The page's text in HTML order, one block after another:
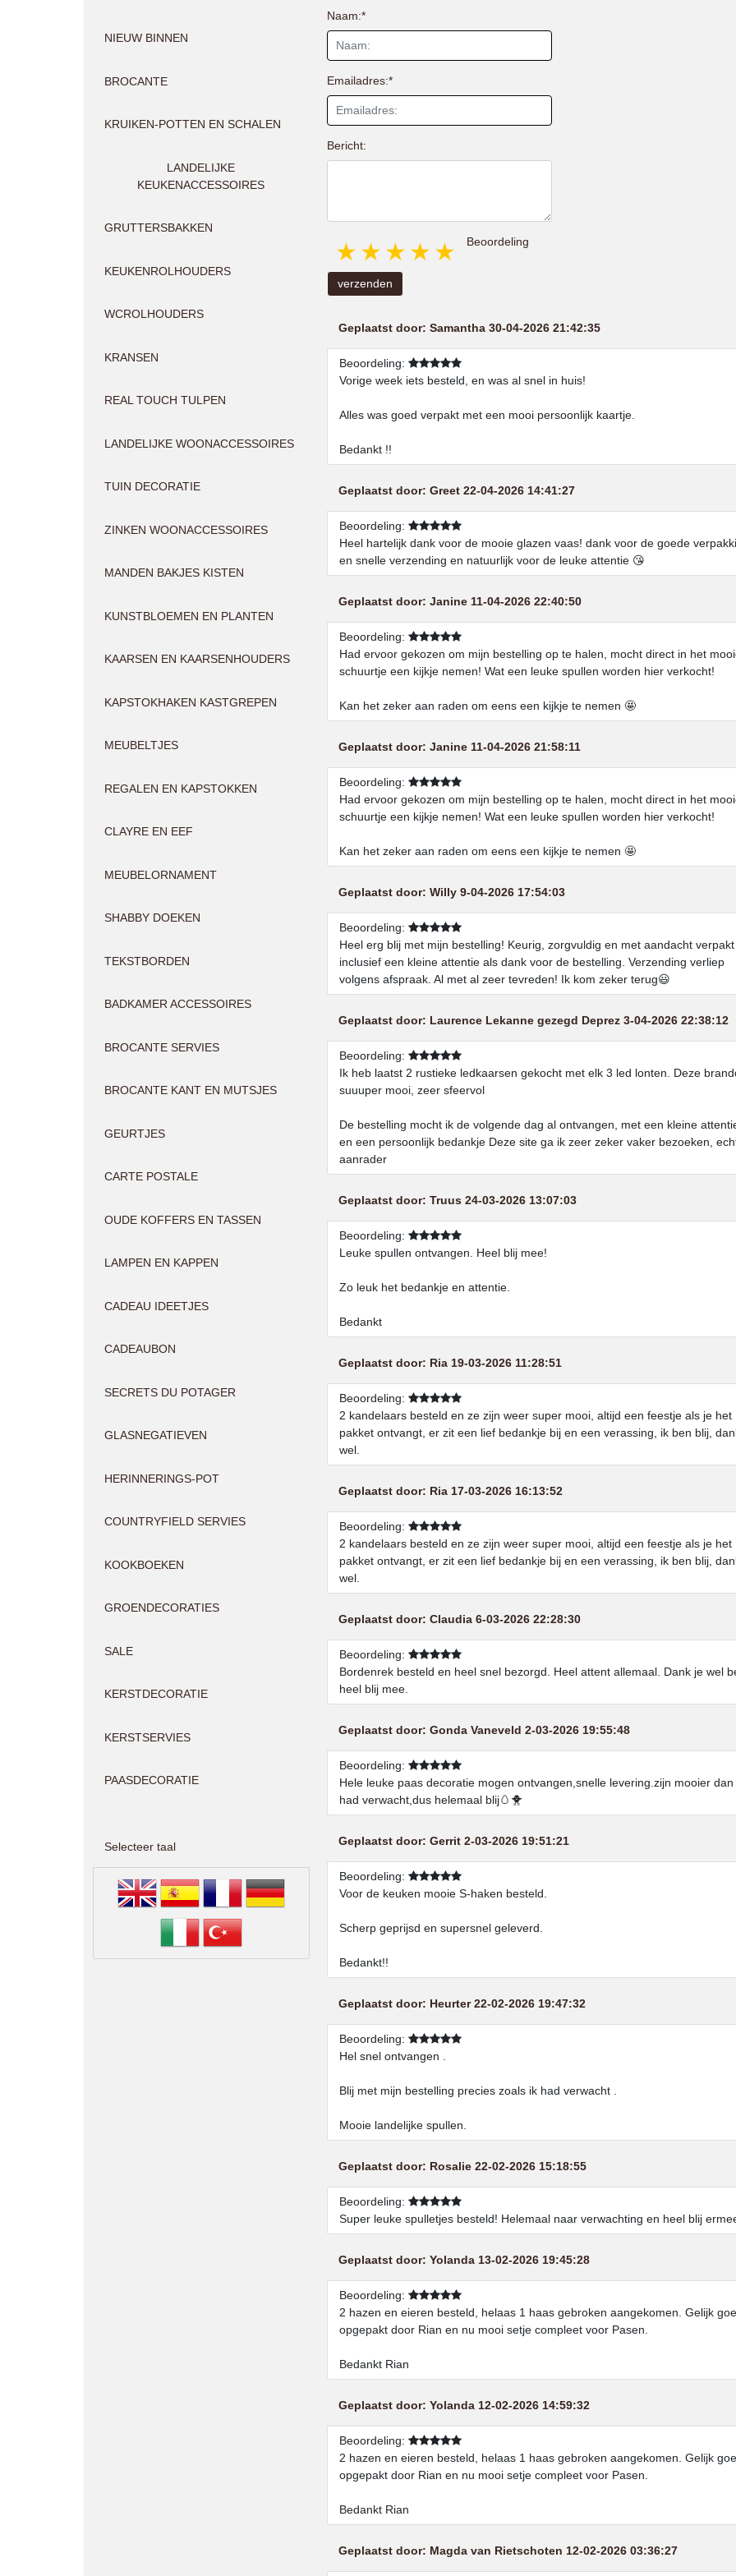
NIEUW BINNEN
BROCANTE
KRUIKEN-POTTEN EN SCHALEN
LANDELIJKE
KEUKENACCESSOIRES
GRUTTERSBAKKEN
KEUKENROLHOUDERS
WCROLHOUDERS
KRANSEN
REAL TOUCH TULPEN
LANDELIJKE WOONACCESSOIRES
TUIN DECORATIE
ZINKEN WOONACCESSOIRES
MANDEN BAKJES KISTEN
KUNSTBLOEMEN EN PLANTEN
KAARSEN EN KAARSENHOUDERS
KAPSTOKHAKEN KASTGREPEN
MEUBELTJES
REGALEN EN KAPSTOKKEN
CLAYRE EN EEF
MEUBELORNAMENT
SHABBY DOEKEN
TEKSTBORDEN
BADKAMER ACCESSOIRES
BROCANTE SERVIES
BROCANTE KANT EN MUTSJES
GEURTJES
CARTE POSTALE
OUDE KOFFERS EN TASSEN
LAMPEN EN KAPPEN
CADEAU IDEETJES
CADEAUBON
SECRETS DU POTAGER
GLASNEGATIEVEN
HERINNERINGS-POT
COUNTRYFIELD SERVIES
KOOKBOEKEN
GROENDECORATIES
SALE
KERSTDECORATIE
KERSTSERVIES
PAASDECORATIE
Selecteer taal
Naam:*
Emailadres:*
Bericht:
Beoordeling
5 stars
4 stars
3 stars
2 stars
1 star
verzenden
Geplaatst door: Samantha 30-04-2026 21:42:35
Beoordeling:
Vorige week iets besteld, en was al snel in huis!
Alles was goed verpakt met een mooi persoonlijk kaartje.
Bedankt !!
Geplaatst door: Greet 22-04-2026 14:41:27
Beoordeling:
Heel hartelijk dank voor de mooie glazen vaas! dank voor de goede
en snelle verzending en natuurlijk voor de leuke attentie 😘
Geplaatst door: Janine 11-04-2026 22:40:50
Beoordeling:
Had ervoor gekozen om mijn bestelling op te halen, mocht direct in het
schuurtje een kijkje nemen! Wat een leuke spullen worden hier verkocht!
Kan het zeker aan raden om eens een kijkje te nemen 🤩
Geplaatst door: Janine 11-04-2026 21:58:11
Beoordeling:
Had ervoor gekozen om mijn bestelling op te halen, mocht direct in het
schuurtje een kijkje nemen! Wat een leuke spullen worden hier verkocht!
Kan het zeker aan raden om eens een kijkje te nemen 🤩
Geplaatst door: Willy 9-04-2026 17:54:03
Beoordeling:
Heel erg blij met mijn bestelling! Keurig, zorgvuldig en met aandacht verpakt
inclusief een kleine attentie als dank voor de bestelling. Verzending verliep
volgens afspraak. Al met al zeer tevreden! Ik kom zeker terug😃
Geplaatst door: Laurence Lekanne gezegd Deprez 3-04-2026 22:38:12
Beoordeling:
Ik heb laatst 2 rustieke ledkaarsen gekocht met elk 3 led lonten. Deze
suuuper mooi, zeer sfeervol
De bestelling mocht ik de volgende dag al ontvangen, met een kleine
en een persoonlijk bedankje Deze site ga ik zeer zeker vaker bezoeken,
aanrader
Geplaatst door: Truus 24-03-2026 13:07:03
Beoordeling:
Leuke spullen ontvangen. Heel blij mee!
Zo leuk het bedankje en attentie.
Bedankt
Geplaatst door: Ria 19-03-2026 11:28:51
Beoordeling:
2 kandelaars besteld en ze zijn weer super mooi, altijd een feestje als je het
pakket ontvangt, er zit een lief bedankje bij en een verassing, ik ben blij,
wel.
Geplaatst door: Ria 17-03-2026 16:13:52
Beoordeling:
2 kandelaars besteld en ze zijn weer super mooi, altijd een feestje als je het
pakket ontvangt, er zit een lief bedankje bij en een verassing, ik ben blij,
wel.
Geplaatst door: Claudia 6-03-2026 22:28:30
Beoordeling:
Bordenrek besteld en heel snel bezorgd. Heel attent allemaal. Dank je wel
heel blij mee.
Geplaatst door: Gonda Vaneveld 2-03-2026 19:55:48
Beoordeling:
Hele leuke paas decoratie mogen ontvangen,snelle levering.zijn mooier dan
had verwacht,dus helemaal blij🥚🐥
Geplaatst door: Gerrit 2-03-2026 19:51:21
Beoordeling:
Voor de keuken mooie S-haken besteld.
Scherp geprijsd en supersnel geleverd.
Bedankt!!
Geplaatst door: Heurter22-02-2026 19:47:32
Beoordeling:
Hel snel ontvangen .
Blij met mijn bestelling precies zoals ik had verwacht .
Mooie landelijke spullen.
Geplaatst door: Rosalie 22-02-2026 15:18:55
Beoordeling:
Super leuke spulletjes besteld! Helemaal naar verwachting en heel blij
Geplaatst door: Yolanda 13-02-2026 19:45:28
Beoordeling:
2 hazen en eieren besteld, helaas 1 haas gebroken aangekomen. Gelijk
opgepakt door Rian en nu mooi setje compleet voor Pasen.
Bedankt Rian
Geplaatst door: Yolanda 12-02-2026 14:59:32
Beoordeling:
2 hazen en eieren besteld, helaas 1 haas gebroken aangekomen. Gelijk
opgepakt door Rian en nu mooi setje compleet voor Pasen.
Bedankt Rian
Geplaatst door: Magda van Rietschoten 12-02-2026 03:36:27